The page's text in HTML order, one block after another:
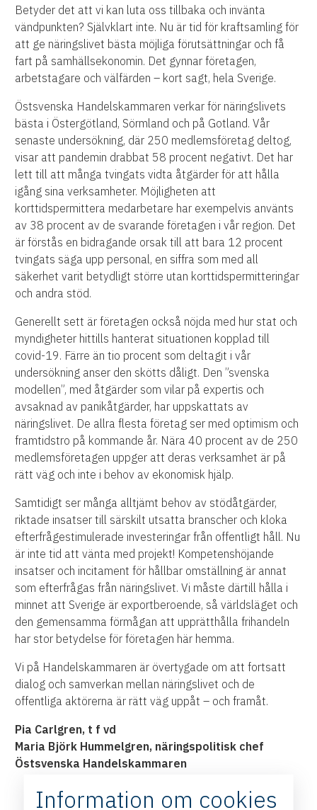
Betyder det att vi kan luta oss tillbaka och invänta
vändpunkten? Självklart inte. Nu är tid för kraftsamling för
att ge näringslivet bästa möjliga förutsättningar och få
fart på samhällsekonomin. Det gynnar företagen,
arbetstagare och välfärden – kort sagt, hela Sverige.
Östsvenska Handelskammaren verkar för näringslivets
bästa i Östergötland, Sörmland och på Gotland. Vår
senaste undersökning, där 250 medlemsföretag deltog,
visar att pandemin drabbat 58 procent negativt. Det har
lett till att många tvingats vidta åtgärder för att hålla
igång sina verksamheter. Möjligheten att
korttidspermittera medarbetare har exempelvis använts
av 38 procent av de svarande företagen i vår region. Det
är förstås en bidragande orsak till att bara 12 procent
tvingats säga upp personal, en siffra som med all
säkerhet varit betydligt större utan korttidspermitteringar
och andra stöd.
Generellt sett är företagen också nöjda med hur stat och
myndigheter hittills hanterat situationen kopplad till
covid-19. Färre än tio procent som deltagit i vår
undersökning anser den skötts dåligt. Den ”svenska
modellen”, med åtgärder som vilar på expertis och
avsaknad av panikåtgärder, har uppskattats av
näringslivet. De allra flesta företag ser med optimism och
framtidstro på kommande år. Nära 40 procent av de 250
medlemsföretagen uppger att deras verksamhet är på
rätt väg och inte i behov av ekonomisk hjälp.
Samtidigt ser många alltjämt behov av stödåtgärder,
riktade insatser till särskilt utsatta branscher och kloka
efterfrågestimulerade investeringar från offentligt håll. Nu
är inte tid att vänta med projekt! Kompetenshöjande
insatser och incitament för hållbar omställning är annat
som efterfrågas från näringslivet. Vi måste därtill hålla i
minnet att Sverige är exportberoende, så världsläget och
den gemensamma förmågan att upprätthålla frihandeln
har stor betydelse för företagen här hemma.
Vi på Handelskammaren är övertygade om att fortsatt
dialog och samverkan mellan näringslivet och de
offentliga aktörerna är rätt väg uppåt – och framåt.
Pia Carlgren, t f vd
Maria Björk Hummelgren, näringspolitisk chef
Östsvenska Handelskammaren
Information om cookies